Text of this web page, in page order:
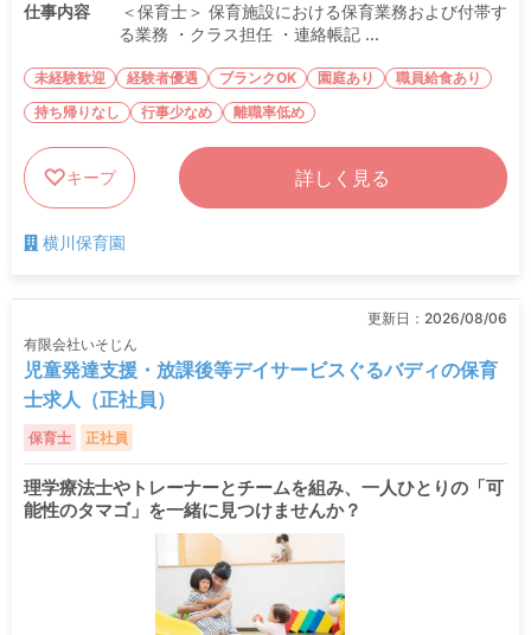
仕事内容
＜保育士＞ 保育施設における保育業務および付帯す
る業務 ・クラス担任 ・連絡帳記 ...
未経験歓迎 経験者優遇 ブランクOK 園庭あり
職員給食あり
持ち帰りなし
行事少なめ 離職率低め
キープ 詳しく見る
横川保育園
更新日： 2026/08/06
有限会社いそじん
児童発達支援・放課後等デイサービスぐるバディの保育
士求人（正社員）
保育士 正社員
理学療法士やトレーナーとチームを組み、一人ひとりの「可
能性のタマゴ」を一緒に見つけませんか？